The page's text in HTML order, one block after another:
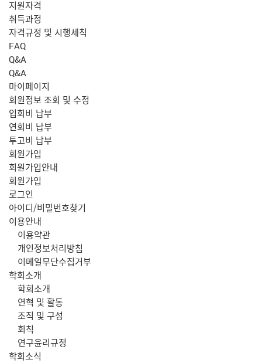
지원자격
취득과정
자격규정 및 시행세칙
FAQ
Q&A
Q&A
마이페이지
회원정보 조회 및 수정
입회비 납부
연회비 납부
투고비 납부
회원가입
회원가입안내
회원가입
로그인
아이디/비밀번호찾기
주
뉴
이용안내
이용약관
개인정보처리방침
이메일무단수집거부
학회소개
학회소개
연혁 및 활동
조직 및 구성
회칙
연구윤리규정
학회소식